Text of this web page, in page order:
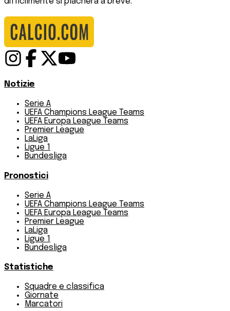
Notizie
Serie A
UEFA Champions League Teams
UEFA Europa League Teams
Premier League
LaLiga
Ligue 1
Bundesliga
Pronostici
Serie A
UEFA Champions League Teams
UEFA Europa League Teams
Premier League
LaLiga
Ligue 1
Bundesliga
Statistiche
Squadre e classifica
Giornate
Marcatori